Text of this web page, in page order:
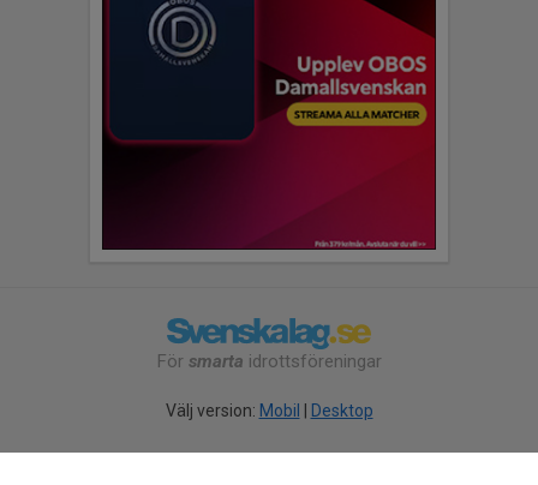
För smarta idrottsföreningar
Välj version: Mobil Desktop